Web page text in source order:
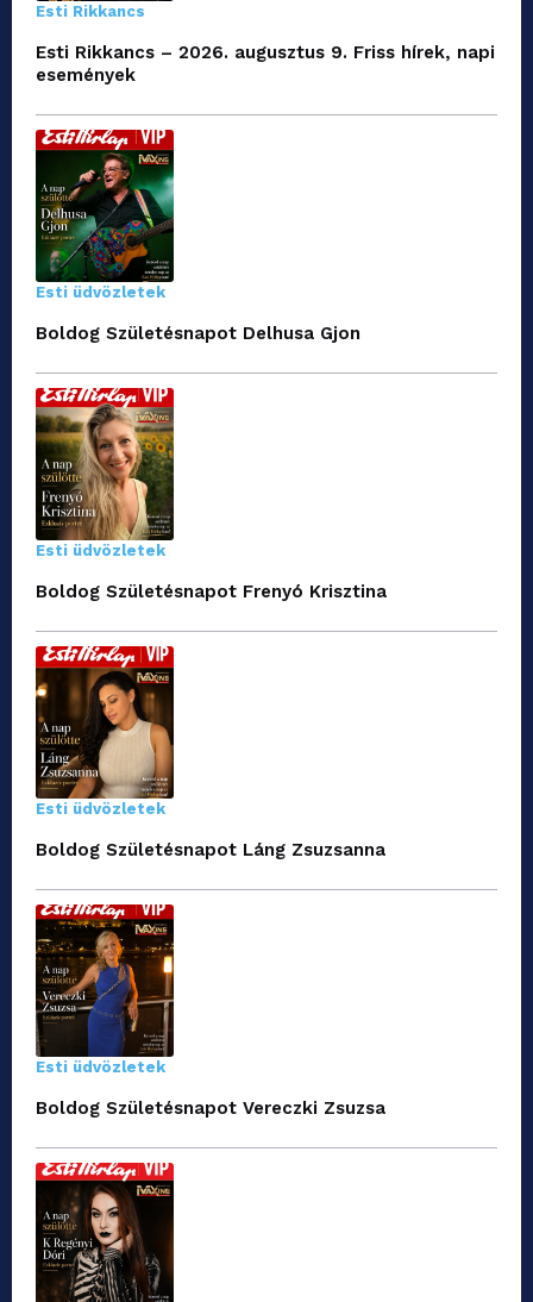
Esti Rikkancs
Esti Rikkancs – 2026. augusztus 9. Friss hírek, napi
események
Esti üdvözletek
Boldog Születésnapot Delhusa Gjon
Esti üdvözletek
Boldog Születésnapot Frenyó Krisztina
Esti üdvözletek
Boldog Születésnapot Láng Zsuzsanna
Esti üdvözletek
Boldog Születésnapot Vereczki Zsuzsa